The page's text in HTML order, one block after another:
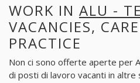
WORK IN ALU -
VACANCIES,
PRACTICE
Non ci sono offerte aperte per
di posti di lavoro vacanti in altre